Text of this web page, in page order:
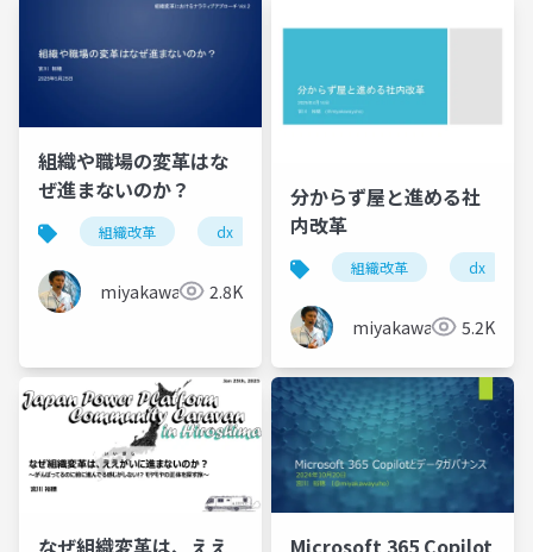
組織や職場の変革はな
ぜ進まないのか？
組織改革 dx
miyakawayuho2.8K
分からず屋と進める社
内改革
組織改革 dx
miyakawayuho5.2K